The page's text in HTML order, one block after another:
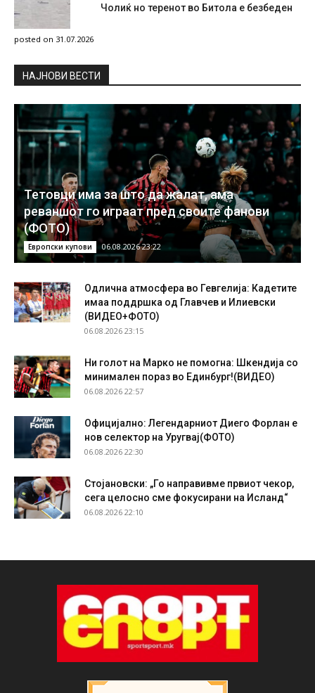
Чолиќ но теренот во Битола е безбеден
posted on 31.07.2026
НAЈНОВИ ВЕСТИ
Тетовци има за што да жалат, ама
реваншот го играат пред своите фанови
(ФОТО)
Европски купови 06.08.2026 23:22
Одлична атмосфера во Гевгелија: Кадетите
имаа поддршка од Главчев и Илиевски
(ВИДЕО+ФОТО)
06.08.2026 23:15
Ни голот на Марко не помогна: Шкендија со
минимален пораз во Единбург!(ВИДЕО)
06.08.2026 22:57
Официјално: Легендарниот Диего Форлан е
нов селектор на Уругвај(ФОТО)
06.08.2026 22:30
Стојановски: „Го направивме првиот чекор,
сега целосно сме фокусирани на Исланд“
06.08.2026 22:10